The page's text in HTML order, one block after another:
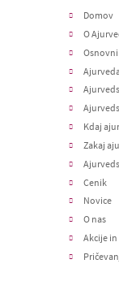
Domov
O
Kdaj
Zakaj
Cenik
Novice
O nas
Akcije